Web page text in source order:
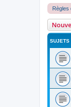
Règles
SUJETS